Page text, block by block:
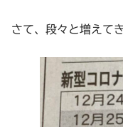
さて、段々と増えて